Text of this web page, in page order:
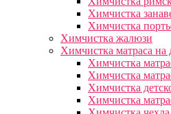
Химчистка
Химчистка
Химчистка жалюзи
Химчистка матраса
Химчистка
Химчистка
Химчистка
Химчистка